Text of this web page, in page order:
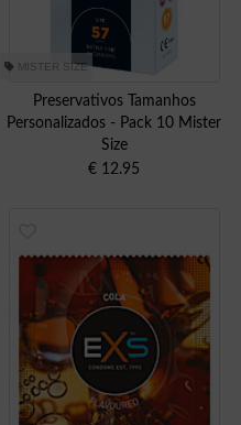
MISTER SIZE
Preservativos Tamanhos
Personalizados - Pack 10 Mister
Size
€ 12.95